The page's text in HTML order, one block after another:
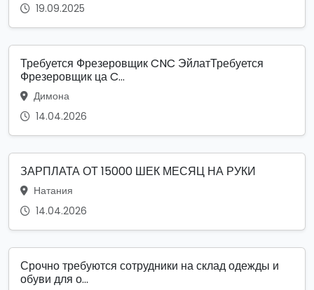
19.09.2025
Требуется Фрезеровщик CNC ЭйлатТребуется
Фрезеровщик ца C...
Димона
14.04.2026
ЗАРПЛАТА ОТ 15000 ШЕК МЕСЯЦ НА РУКИ
Натания
14.04.2026
Срочно требуются сотрудники на склад одежды и
обуви для о...